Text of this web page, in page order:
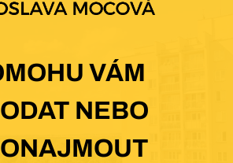
VÁM
NEBO